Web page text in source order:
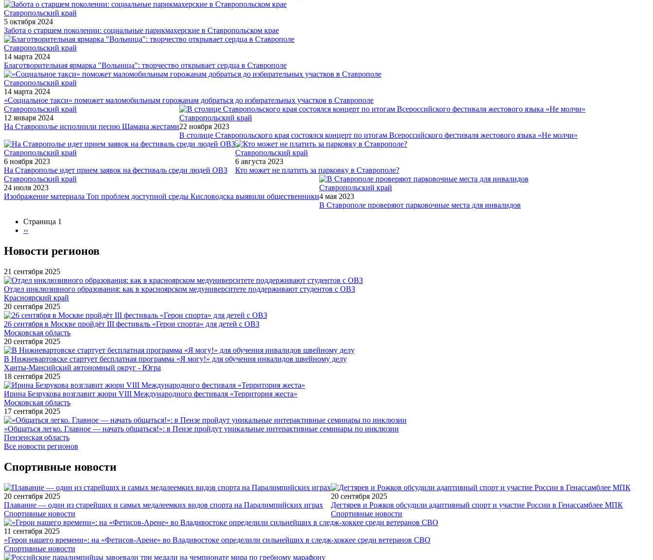
Ставропольский край
5 октября 2024
Забота о старшем поколении: социальные парикмахерские в Ставропольском крае
Ставропольский край
14 марта 2024
Благотворительная ярмарка "Вольница": творчество открывает сердца в Ставрополе
Ставропольский край
14 марта 2024
«Социальное такси» поможет маломобильным горожанам добраться до избирательных участков в Ставрополе
Ставропольский край
12 января 2024
На Ставрополье исполнили песню Шамана жестами
Ставропольский край
22 ноября 2023
В столице Ставропольского края состоялся концерт по итогам Всероссийского фестиваля жестового языка «Не молчи»
Ставропольский край
6 ноября 2023
На Ставрополье идет прием заявок на фестиваль среди людей ОВЗ
Ставропольский край
6 августа 2023
Кто может не платить за парковку в Ставрополе?
Ставропольский край
24 июля 2023
Изображение материала Топ проблем доступной среды Кисловодска выявили общественники
Ставропольский край
4 мая 2023
В Ставрополе проверяют парковочные места для инвалидов
Нумерация
Страница 1
Следующая
››
Новости регионов
21 сентября 2025
Отдел инклюзивного образования: как в красноярском медуниверситете поддерживают студентов с ОВЗ
Красноярский край
20 сентября 2025
26 сентября в Москве пройдёт III фестиваль «Герои спорта» для детей с ОВЗ
Московская область
20 сентября 2025
В Нижневартовске стартует бесплатная программа «Я могу!» для обучения инвалидов швейному делу
Ханты-Мансийский автономный округ - Югра
18 сентября 2025
Ирина Безрукова возглавит жюри VIII Международного фестиваля «Территория жеста»
Московская область
17 сентября 2025
«Общаться легко. Главное — начать общаться!»: в Пензе пройдут уникальные интерактивные семинары по инклюзии
Пензенская область
Все новости регионов
Спортивные новости
20 сентября 2025
Плавание — один из старейших и самых медалеемких видов спорта на Паралимпийских играх
Спортивные новости
20 сентября 2025
Дегтярев и Рожков обсудили адаптивный спорт и участие России в Генассамблее МПК
Спортивные новости
11 сентября 2025
«Герои нашего времени»: на «Фетисов-Арене» во Владивостоке определили сильнейших в следж-хоккее среди ветеранов СВО
Спортивные новости